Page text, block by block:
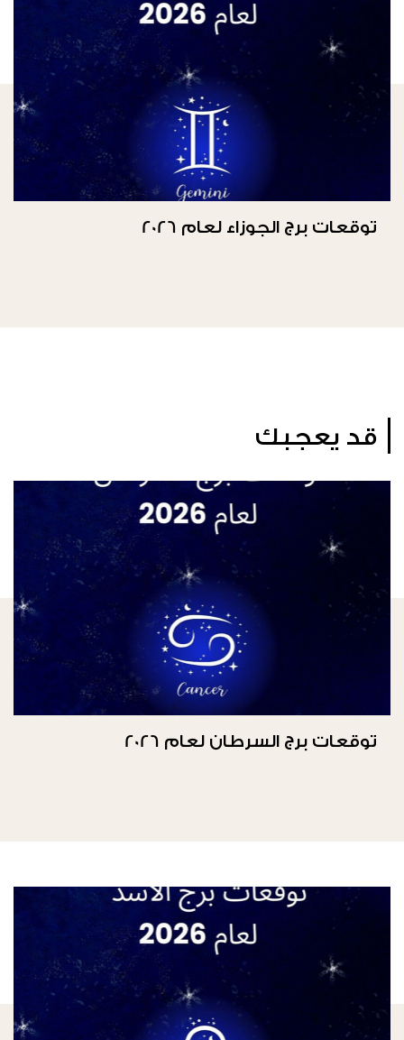
توقعات برج الجوزاء لعام 2026
قد يعجبك
توقعات برج السرطان لعام 2026